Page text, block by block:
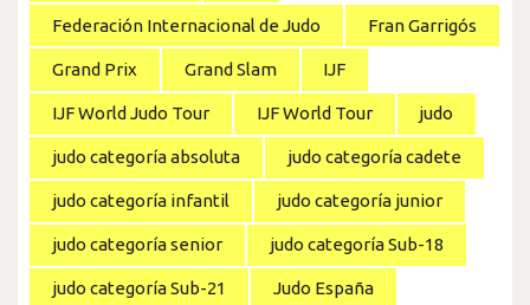
Federación Internacional de Judo Fran Garrigós
Grand Prix Grand Slam IJF
IJF World Judo Tour IJF World Tour judo
judo categoría absoluta judo categoría cadete
judo categoría infantil judo categoría junior
judo categoría senior judo categoría Sub-18
judo categoría Sub-21 Judo España